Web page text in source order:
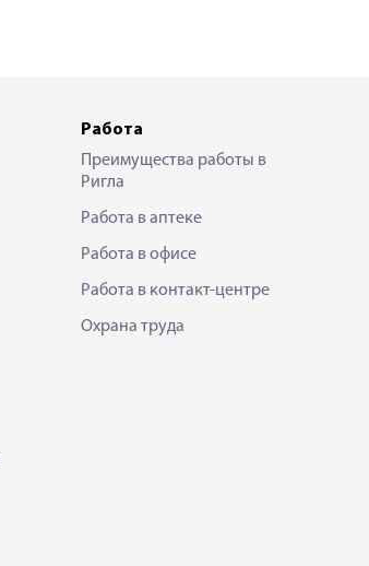
Работа
Преимущества работы в
Ригла
Работа в аптеке
Работа в офисе
Работа в контакт-центре
Охрана труда